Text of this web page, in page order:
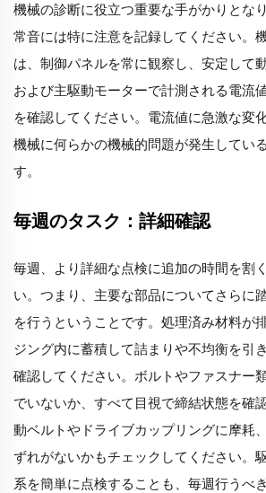
機械の診断に役立つ重要な手がかりとな
常音には特に注意を記録してください。
は、制御パネルを常に観察し、安定して
および主駆動モーターで計測される電流
を確認してください。電流値に急激な変
機械に何らかの機械的問題が発生してい
す。
毎週のタスク：詳細確認
毎週、より詳細な点検に追加の時間を割
い。つまり、主要な部品についてさらに
を行うということです。処理済み材料が
ジング内に蓄積して詰まりや不均衡を引
確認してください。ボルトやファスナー
でいないか、すべて目視で締結状態を確
動ベルトやドライブカップリングに摩耗
ずれがないかもチェックしてください。
系を簡単に点検することも、毎週行うべ